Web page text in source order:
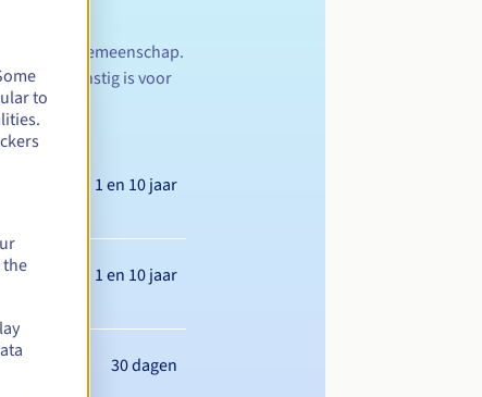
gemeenschap.
zij gunstig is voor
Tussen 1 en 10 jaar
Tussen 1 en 10 jaar
30 dagen
to
the